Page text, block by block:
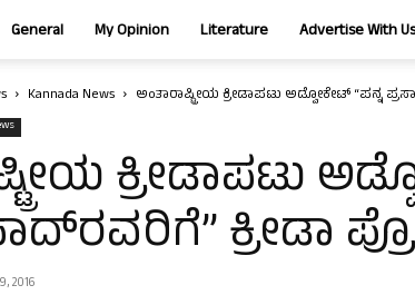
General My Opinion Literature Advertise With Us
Kannada News ಅಂತಾರಾಷ್ಟ್ರೀಯ ಕ್ರೀಡಾಪಟು ಅಡ್ವೋಕೇಟ್ “ಪನ್ನ
ಕ್ರೀಡಾಪಟು
ಕ್ರೀಡಾ
2016